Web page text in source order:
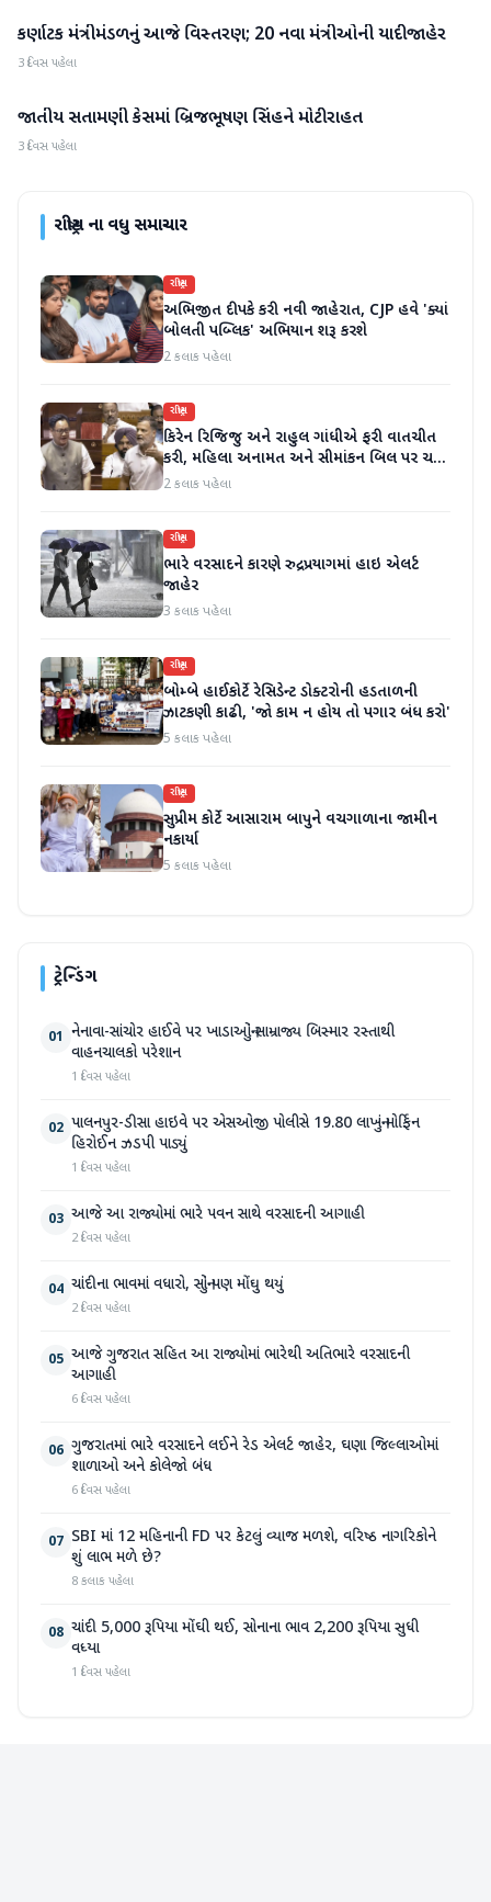
રાષ્ટ્રીય
કર્ણાટક મંત્રીમંડળનું આજે વિસ્તરણ; 20 નવા મંત્રીઓની યાદી જાહેર
3 દિવસ પહેલા
રાષ્ટ્રીય
જાતીય સતામણી કેસમાં બ્રિજભૂષણ સિંહને મોટી રાહત
3 દિવસ પહેલા
રાષ્ટ્રીયના વધુ સમાચાર
રાષ્ટ્રીય
અભિજીત દીપકે કરી નવી જાહેરાત, CJP હવે 'ક્યાં
બોલતી પબ્લિક' અભિયાન શરૂ કરશે
2 કલાક પહેલા
રાષ્ટ્રીય
કિરેન રિજિજુ અને રાહુલ ગાંધીએ ફરી વાતચીત
કરી, મહિલા અનામત અને સીમાંકન બિલ પર ચર્ચા
કરી
2 કલાક પહેલા
રાષ્ટ્રીય
ભારે વરસાદને કારણે રુદ્રપ્રયાગમાં હાઇ એલર્ટ
જાહેર
3 કલાક પહેલા
રાષ્ટ્રીય
બોમ્બે હાઈકોર્ટે રેસિડેન્ટ ડોક્ટરોની હડતાળની
ઝાટકણી કાઢી, 'જો કામ ન હોય તો પગાર બંધ કરો'
5 કલાક પહેલા
રાષ્ટ્રીય
સુપ્રીમ કોર્ટે આસારામ બાપુને વચગાળાના જામીન
નકાર્યા
5 કલાક પહેલા
ટ્રેન્ડિંગ
01 નેનાવા-સાંચોર હાઈવે પર ખાડાઓનું સામ્રાજ્ય બિસ્માર રસ્તાથી
વાહનચાલકો પરેશાન
1 દિવસ પહેલા
02 પાલનપુર-ડીસા હાઇવે પર એસઓજી પોલીસે 19.80 લાખનું મોર્ફિન
હિરોઈન ઝડપી પાડ્યું
1 દિવસ પહેલા
03 આજે આ રાજ્યોમાં ભારે પવન સાથે વરસાદની આગાહી
2 દિવસ પહેલા
04 ચાંદીના ભાવમાં વધારો, સોનું પણ મોંઘુ થયું
2 દિવસ પહેલા
05 આજે ગુજરાત સહિત આ રાજ્યોમાં ભારેથી અતિભારે વરસાદની
આગાહી
6 દિવસ પહેલા
06 ગુજરાતમાં ભારે વરસાદને લઈને રેડ એલર્ટ જાહેર, ઘણા જિલ્લાઓમાં
શાળાઓ અને કોલેજો બંધ
6 દિવસ પહેલા
07 SBI માં 12 મહિનાની FD પર કેટલું વ્યાજ મળશે, વરિષ્ઠ નાગરિકોને
શું લાભ મળે છે?
8 કલાક પહેલા
08 ચાંદી 5,000 રૂપિયા મોંઘી થઈ, સોનાના ભાવ 2,200 રૂપિયા સુધી
વધ્યા
1 દિવસ પહેલા